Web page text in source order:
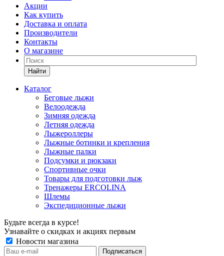
Акции
Как купить
Доставка и оплата
Производители
Контакты
О магазине
Найти
Каталог
Беговые лыжи
Велоодежда
Зимняя одежда
Летняя одежда
Лыжероллеры
Лыжные ботинки и крепления
Лыжные палки
Подсумки и рюкзаки
Спортивные очки
Товары для подготовки лыж
Тренажеры ERCOLINA
Шлемы
Экспедиционные лыжи
Будьте всегда в курсе!
Узнавайте о скидках и акциях первым
Новости магазина